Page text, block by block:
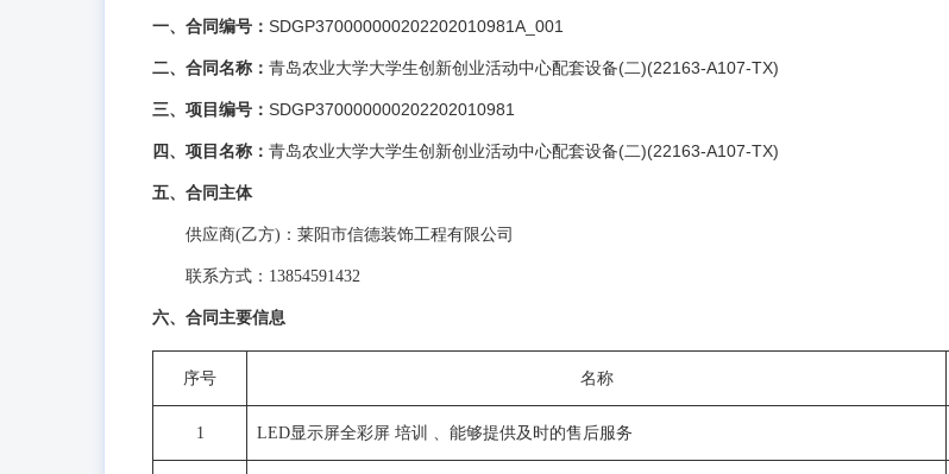
一、合同编号： SDGP370000000202202010981A_001
二、合同名称： 青岛农业大学大学生创新创业活动中心配套设备(二)(22163-A107-TX)
三、项目编号： SDGP370000000202202010981
四、项目名称： 青岛农业大学大学生创新创业活动中心配套设备(二)(22163-A107-TX)
五、合同主体
供应商(乙方)：莱阳市信德装饰工程有限公司
联系方式：13854591432
六、合同主要信息
序号 名称
1 LED显示屏全彩屏 培训 、能够提供及时的售后服务